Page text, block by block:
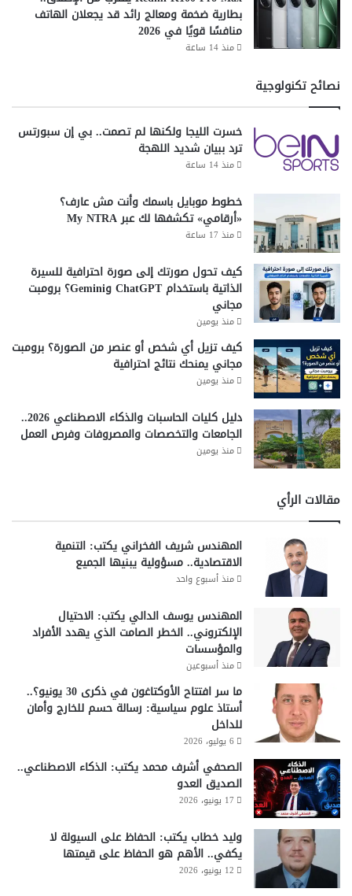
و
ص
ة
بطارية ضخمة ومعالج رائد قد يجعلان الهاتف
منافسًا قويًا في 2026
منذ 14 ساعة
نصائح تكنولوجية
خسرت الليجا ولكنها لم تصمت.. بي إن سبورتس
ترد ببيان شديد اللهجة
منذ 14 ساعة
خطوط موبايل باسمك وأنت مش عارف؟
«أرقامي» تكشفها لك عبر My NTRA
منذ 17 ساعة
كيف تحول صورتك إلى صورة احترافية للسيرة
الذاتية باستخدام ChatGPT وGemini؟ برومبت
مجاني
منذ يومين
كيف تزيل أي شخص أو عنصر من الصورة؟ برومبت
مجاني يمنحك نتائج احترافية
منذ يومين
دليل كليات الحاسبات والذكاء الاصطناعي 2026..
الجامعات والتخصصات والمصروفات وفرص العمل
منذ يومين
مقالات الرأي
المهندس شريف الفخراني يكتب: التنمية
الاقتصادية.. مسؤولية يبنيها الجميع
منذ أسبوع واحد
المهندس يوسف الدالي يكتب: الاحتيال
الإلكتروني.. الخطر الصامت الذي يهدد الأفراد
والمؤسسات
منذ أسبوعين
ما سر افتتاح الأوكتاغون في ذكرى 30 يونيو؟..
أستاذ علوم سياسية: رسالة حسم للخارج وأمان
للداخل
6 يوليو، 2026
الصحفي أشرف محمد يكتب: الذكاء الاصطناعي..
الصديق العدو
17 يونيو، 2026
وليد خطاب يكتب: الحفاظ على السيولة لا
يكفي.. الأهم هو الحفاظ على قيمتها
12 يونيو، 2026